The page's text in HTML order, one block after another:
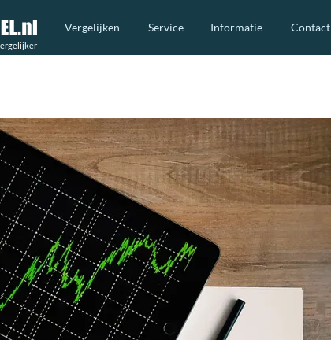
Vergelijken Service Informatie Contact